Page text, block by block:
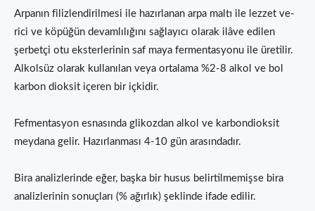
Arpanın filizlendirilmesi ile hazırlanan arpa maltı ile lezzet ve­
rici ve köpüğün devamlılığını sağlayıcı olarak ilâve edilen
şerbetçi otu eksterlerinin saf maya fermentasyonu ile üretilir.
Alkolsüz olarak kullanılan veya ortalama %2-8 alkol ve bol
karbon dioksit içeren bir içkidir.
Fefmentasyon esnasında glikozdan alkol ve karbondioksit
mey­dana gelir. Hazırlanması 4-10 gün arasındadır.
Bira analizlerinde eğer, başka bir husus belirtilmemişse bira
analizlerinin sonuçları (% ağırlık) şeklinde ifade edilir.